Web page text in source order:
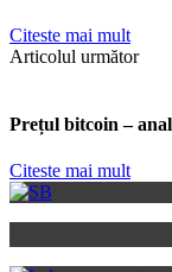
Citeste mai mult
Articolul următor
Prețul bitcoin –
Citeste mai mult